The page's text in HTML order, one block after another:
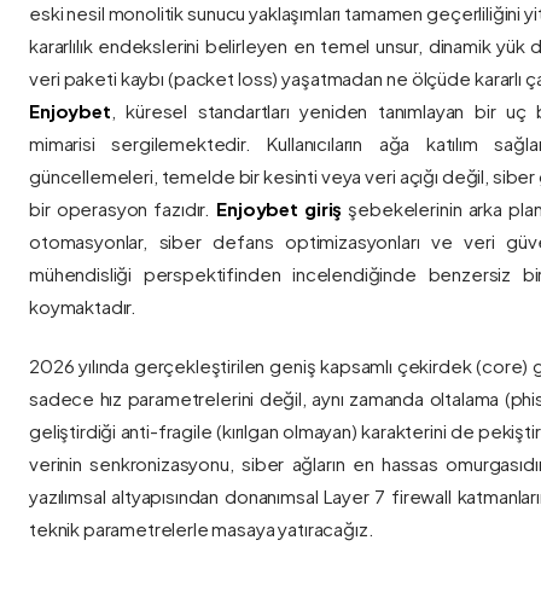
eski nesil monolitik sunucu yaklaşımları tamamen geçerliliğini
kararlılık endekslerini belirleyen en temel unsur, dinamik yük
veri paketi kaybı (packet loss) yaşatmadan ne ölçüde kararlı
Enjoybet , küresel standartları yeniden tanımlayan bir
mimarisi sergilemektedir. Kullanıcıların ağa katılım
güncellemeleri, temelde bir kesinti veya veri açığı değil, siber
bir operasyon fazıdır. Enjoybet giriş şebekelerinin arka
otomasyonlar, siber defans optimizasyonları ve veri
mühendisliği perspektifinden incelendiğinde benzersiz
koymaktadır.
2026 yılında gerçekleştirilen geniş kapsamlı çekirdek
sadece hız parametrelerini değil, aynı zamanda oltalama
geliştirdiği anti-fragile (kırılgan olmayan) karakterini de
verinin senkronizasyonu, siber ağların en hassas
yazılımsal altyapısından donanımsal Layer 7 firewall
teknik parametrelerle masaya yatıracağız.